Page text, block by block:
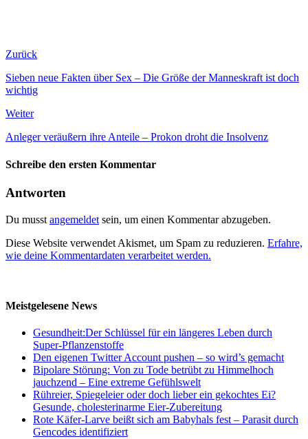
Zurück
Sieben neue Fakten über Sex – Die Größe der Manneskraft ist doch
wichtig
Weiter
Anleger veräußern ihre Anteile – Prokon droht die Insolvenz
Schreibe den ersten Kommentar
Antworten
Du musst angemeldet sein, um einen Kommentar abzugeben.
Diese Website verwendet Akismet, um Spam zu reduzieren. Erfahre,
wie deine Kommentardaten verarbeitet werden.
Meistgelesene News
Gesundheit:Der Schlüssel für ein längeres Leben durch
Super-Pflanzenstoffe
Den eigenen Twitter Account pushen – so wird’s gemacht
Bipolare Störung: Von zu Tode betrübt zu Himmelhoch
jauchzend – Eine extreme Gefühlswelt
Rühreier, Spiegeleier oder doch lieber ein gekochtes Ei?
Gesunde, cholesterinarme Eier-Zubereitung
Rote Käfer-Larve beißt sich am Babyhals fest – Parasit durch
Gencodes identifiziert